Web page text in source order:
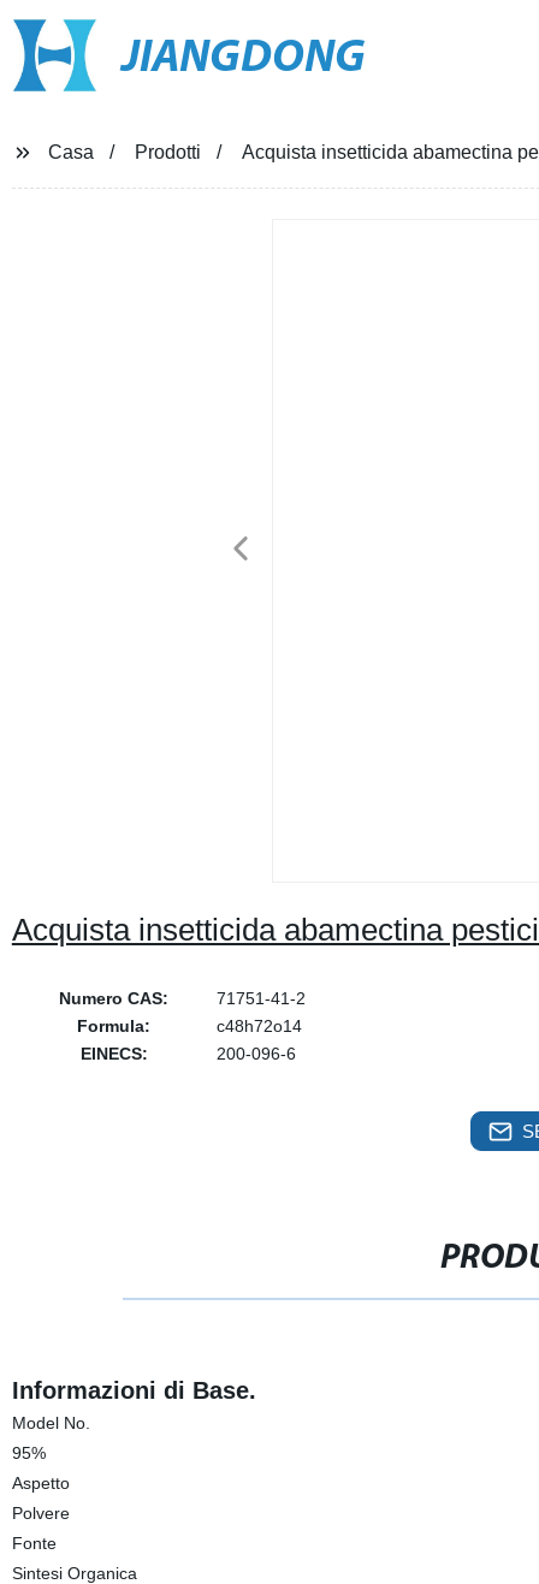
JIANGDONG
Casa Prodotti Acquista insetticida abamectina
Acquista insetticida abamectina
Numero CAS:
71751-41-2
Formula:
c48h72o14
EINECS:
200-096-6
Informazioni di Base.
Model No.
95%
Aspetto
Polvere
Fonte
Sintesi Organica